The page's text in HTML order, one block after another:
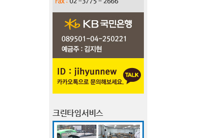
크린타임서비스